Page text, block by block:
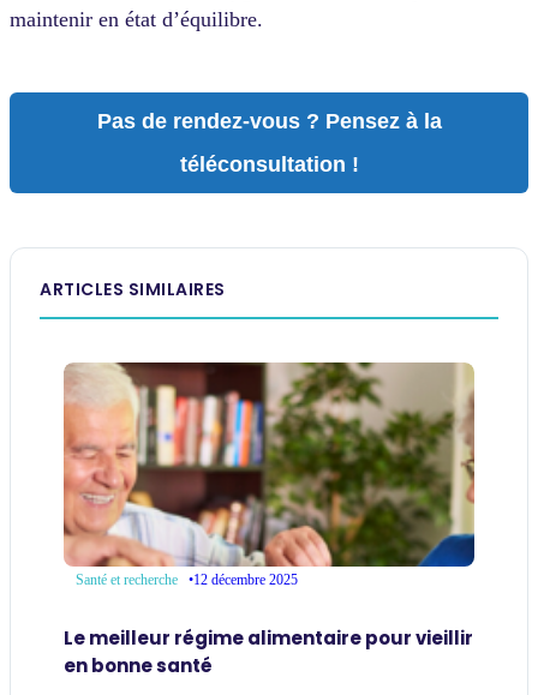
maintenir en état d’équilibre.
Pas de rendez-vous ? Pensez à la
téléconsultation !
ARTICLES SIMILAIRES
Santé et recherche •12 décembre 2025
Le meilleur régime alimentaire pour vieillir
en bonne santé